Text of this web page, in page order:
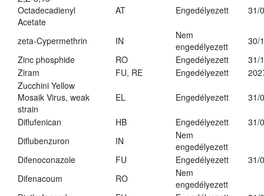
Octadecadienyl
Acetate
AT Engedélyezett 31/
zeta-Cypermethrin IN
Nem
engedélyezett
30/
Zinc phosphide
RO Engedélyezett
31/
Ziram
FU, RE Engedélyezett
Zucchini Yellow
Mosaik Virus, weak
strain
EL Engedélyezett 31/
Diflufenican HB Engedélyezett
31/
Diflubenzuron
IN
Nem
engedélyezett
Difenoconazole
FU Engedélyezett
31/
Difenacoum
RO
Nem
engedélyezett